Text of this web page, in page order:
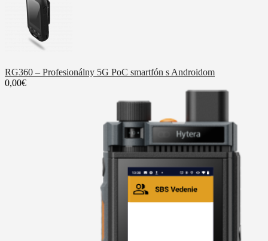
RG360 – Profesionálny 5G PoC smartfón s Androidom
0,00€